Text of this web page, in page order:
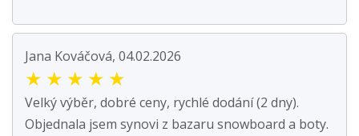
Jana Kováčová, 04.02.2026
★ ★ ★ ★ ★
Velký výběr, dobré ceny, rychlé dodání (2 dny).
Objednala jsem synovi z bazaru snowboard a boty.